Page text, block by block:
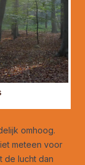
omhoog.
meteen voor
de lucht dan